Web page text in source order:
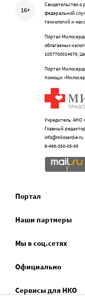
16+
Свидетельство
федеральной
технологий и
Портал
облагаемых
1057700014679,
Портал
помощи
Учредитель: АНО
Главный
info@miloserdie.ru
8-499-350-05-95
Портал
Наши партнеры
Мы в соц.сетях
Официально
Сервисы для НКО